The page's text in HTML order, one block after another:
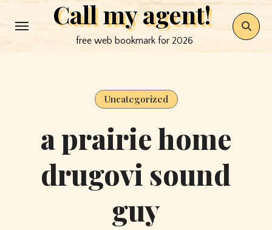
to
Call my agent!
free web bookmark for 2026
Uncategorized
a prairie home
drugovi sound
guy